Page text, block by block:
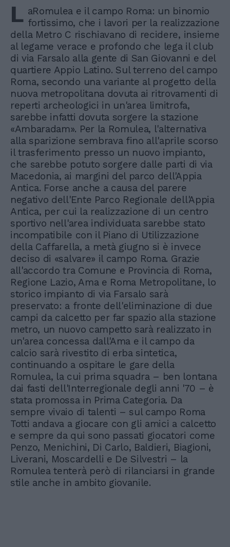
L aRomulea e il campo Roma: un binomio
fortissimo, che i lavori per la realizzazione
della Metro C rischiavano di recidere, insieme
al legame verace e profondo che lega il club
di via Farsalo alla gente di San Giovanni e del
quartiere Appio Latino. Sul terreno del campo
Roma, secondo una variante al progetto della
nuova metropolitana dovuta ai ritrovamenti di
reperti archeologici in un'area limitrofa,
sarebbe infatti dovuta sorgere la stazione
«Ambaradam». Per la Romulea, l'alternativa
alla sparizione sembrava fino all'aprile scorso
il trasferimento presso un nuovo impianto,
che sarebbe potuto sorgere dalle parti di via
Macedonia, ai margini del parco dell'Appia
Antica. Forse anche a causa del parere
negativo dell'Ente Parco Regionale dell'Appia
Antica, per cui la realizzazione di un centro
sportivo nell'area individuata sarebbe stato
incompatibile con il Piano di Utilizzazione
della Caffarella, a metà giugno si è invece
deciso di «salvare» il campo Roma. Grazie
all'accordo tra Comune e Provincia di Roma,
Regione Lazio, Ama e Roma Metropolitane, lo
storico impianto di via Farsalo sarà
preservato: a fronte dell'eliminazione di due
campi da calcetto per far spazio alla stazione
metro, un nuovo campetto sarà realizzato in
un'area concessa dall'Ama e il campo da
calcio sarà rivestito di erba sintetica,
continuando a ospitare le gare della
Romulea, la cui prima squadra – ben lontana
dai fasti dell'Interregionale degli anni '70 – è
stata promossa in Prima Categoria. Da
sempre vivaio di talenti – sul campo Roma
Totti andava a giocare con gli amici a calcetto
e sempre da qui sono passati giocatori come
Penzo, Menichini, Di Carlo, Baldieri, Biagioni,
Liverani, Moscardelli e De Silvestri – la
Romulea tenterà però di rilanciarsi in grande
stile anche in ambito giovanile.